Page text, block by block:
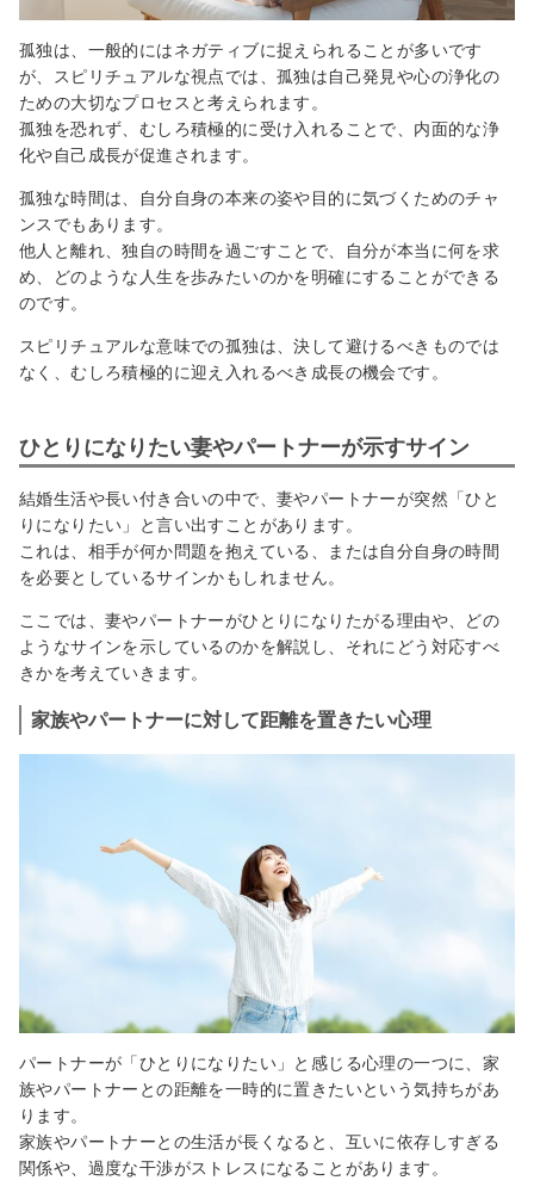
孤独は、一般的にはネガティブに捉えられることが多いです
が、スピリチュアルな視点では、孤独は自己発見や心の浄化の
ための大切なプロセスと考えられます。
孤独を恐れず、むしろ積極的に受け入れることで、内面的な浄
化や自己成長が促進されます。
孤独な時間は、自分自身の本来の姿や目的に気づくためのチャ
ンスでもあります。
他人と離れ、独自の時間を過ごすことで、自分が本当に何を求
め、どのような人生を歩みたいのかを明確にすることができる
のです。
スピリチュアルな意味での孤独は、決して避けるべきものでは
なく、むしろ積極的に迎え入れるべき成長の機会です。
ひとりになりたい妻やパートナーが示すサイン
結婚生活や長い付き合いの中で、妻やパートナーが突然「ひと
りになりたい」と言い出すことがあります。
これは、相手が何か問題を抱えている、または自分自身の時間
を必要としているサインかもしれません。
ここでは、妻やパートナーがひとりになりたがる理由や、どの
ようなサインを示しているのかを解説し、それにどう対応すべ
きかを考えていきます。
家族やパートナーに対して距離を置きたい心理
パートナーが「ひとりになりたい」と感じる心理の一つに、家
族やパートナーとの距離を一時的に置きたいという気持ちがあ
ります。
家族やパートナーとの生活が長くなると、互いに依存しすぎる
関係や、過度な干渉がストレスになることがあります。